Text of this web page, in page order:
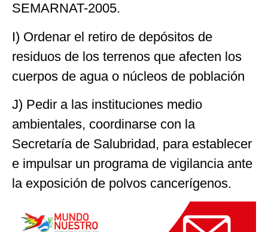
SEMARNAT-2005.
I) Ordenar el retiro de depósitos de
residuos de los terrenos que afecten los
cuerpos de agua o núcleos de población
J) Pedir a las instituciones medio
ambientales, coordinarse con la
Secretaría de Salubridad, para establecer
e impulsar un programa de vigilancia ante
la exposición de polvos cancerígenos.